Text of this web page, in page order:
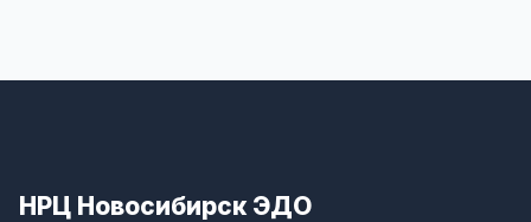
НРЦ Новосибирск ЭДО